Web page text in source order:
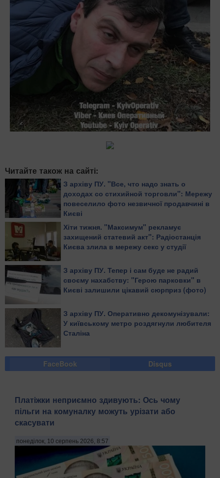
Читайте також на сайті:
З архіву ПУ. "Все, что надо знать о
доходах со стихийной торговли": Мережу
повеселило фото незвичної продавчині в
Києві
Хіти тижня. "Максимум" рекламує
захищений статевий акт": Радіостанція
Києва злила в мережу секс у студії
З архіву ПУ. Тепер і сам буде не радий
своєму нахабству: "Герою парковки" в
Києві залишили цікавий сюрприз (фото)
З архіву ПУ. Оперативно декомунізували:
У київському метро роздягнули любителя
Сталіна
FaceBook Disqus
Платіжки неприємно здивують: Ось чому
пільги на комуналку можуть урізати або
скасувати
понеділок, 10 серпень 2026, 8:57